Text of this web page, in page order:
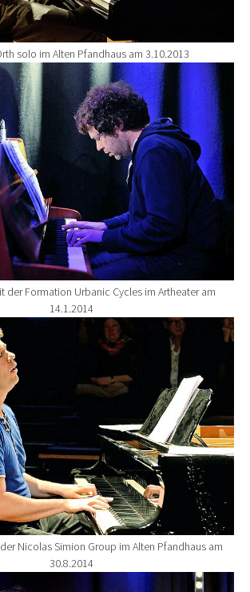
solo im Alten Pfandhaus am 3.10.2013
for:
der Formation Urbanic Cycles im Artheater am
14.1.2014
for:
Nicolas Simion Group im Alten Pfandhaus am
30.8.2014
for: